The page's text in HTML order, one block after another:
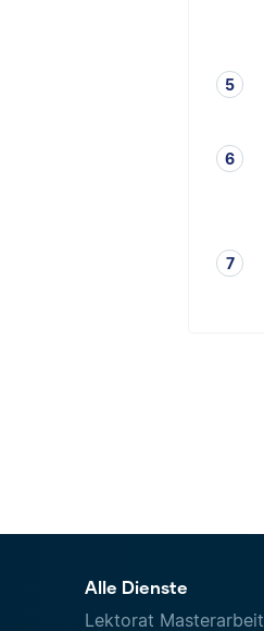
Alle Dienste
Lektorat Masterarbeit